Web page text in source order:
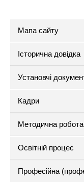
Мапа сайту
Історична довідка
Установчі
Кадри
Методична робота
Освітній процес
Професійна